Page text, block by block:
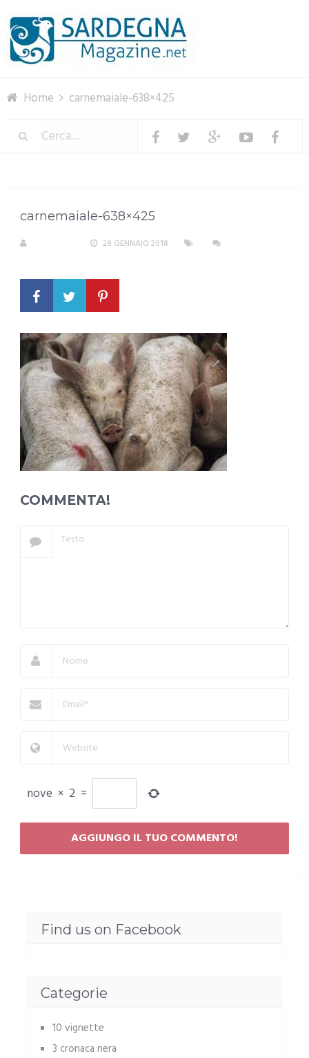
Home carnemaiale-638×425
carnemaiale-638×425
29 GENNAIO 2018
COMMENTA!
nove × 2 =
Find us on Facebook
Categorie
10 vignette
3 cronaca nera